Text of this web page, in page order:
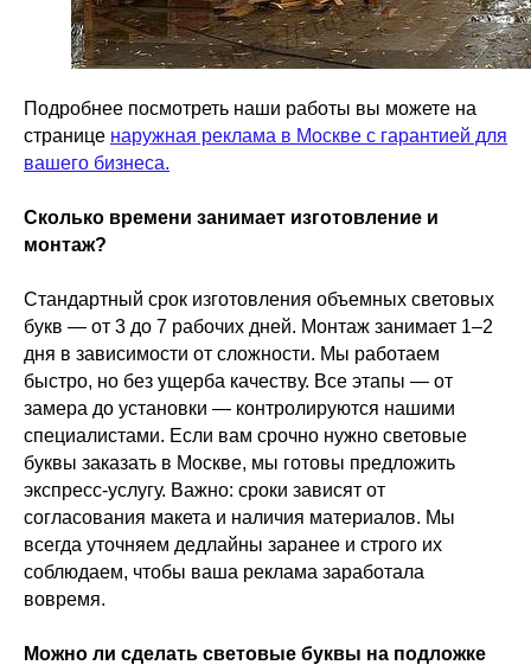
Подробнее посмотреть наши работы вы можете на
странице наружная реклама в Москве с гарантией для
вашего бизнеса.
Сколько времени занимает изготовление и
монтаж?
Стандартный срок изготовления объемных световых
букв — от 3 до 7 рабочих дней. Монтаж занимает 1–2
дня в зависимости от сложности. Мы работаем
быстро, но без ущерба качеству. Все этапы — от
замера до установки — контролируются нашими
специалистами. Если вам срочно нужно световые
буквы заказать в Москве, мы готовы предложить
экспресс-услугу. Важно: сроки зависят от
согласования макета и наличия материалов. Мы
всегда уточняем дедлайны заранее и строго их
соблюдаем, чтобы ваша реклама заработала
вовремя.
Можно ли сделать световые буквы на подложке